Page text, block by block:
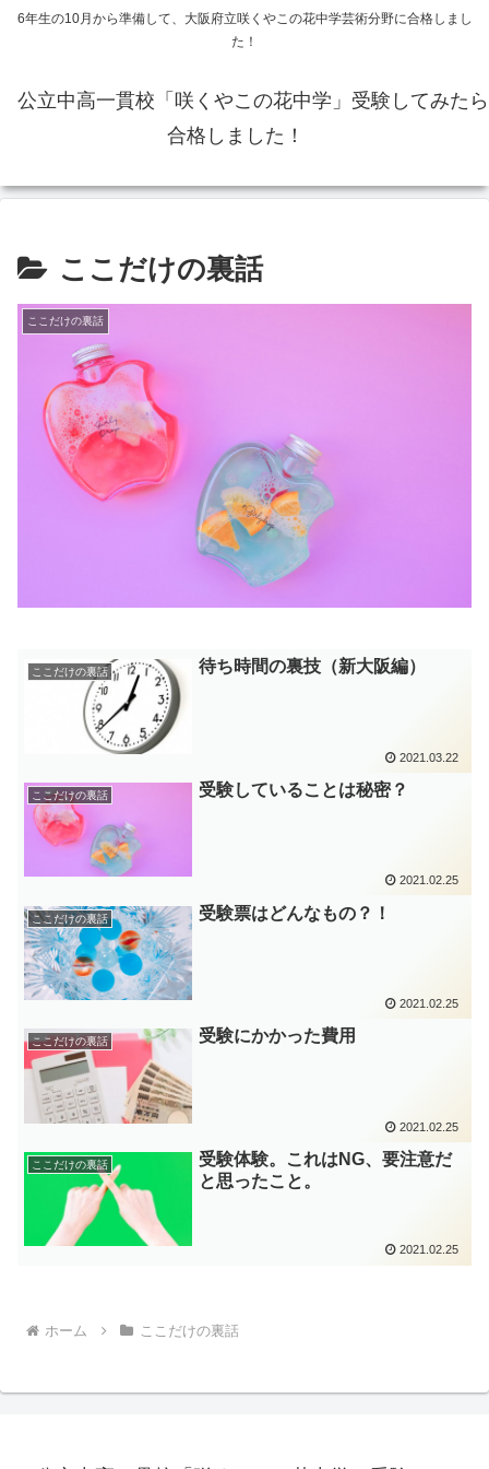
6年生の10月から準備して、大阪府立咲くやこの花中学芸術分野に合格しまし
た！
公立中高一貫校「咲くやこの花中学」受験してみたら
合格しました！
ここだけの裏話
ここだけの裏話
ここだけの裏話 待ち時間の裏技（新大阪編）
2021.03.22
ここだけの裏話 受験していることは秘密？
2021.02.25
ここだけの裏話 受験票はどんなもの？！
2021.02.25
ここだけの裏話 受験にかかった費用
2021.02.25
ここだけの裏話
受験体験。これはNG、要注意だ
と思ったこと。
2021.02.25
ホーム ここだけの裏話